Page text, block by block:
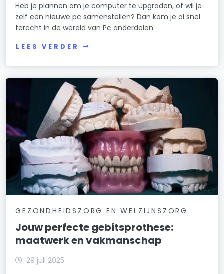
Heb je plannen om je computer te upgraden, of wil je
zelf een nieuwe pc samenstellen? Dan kom je al snel
terecht in de wereld van Pc onderdelen.
LEES VERDER
GEZONDHEIDSZORG EN WELZIJNSZORG
Jouw perfecte gebitsprothese:
maatwerk en vakmanschap
29 juli 2025